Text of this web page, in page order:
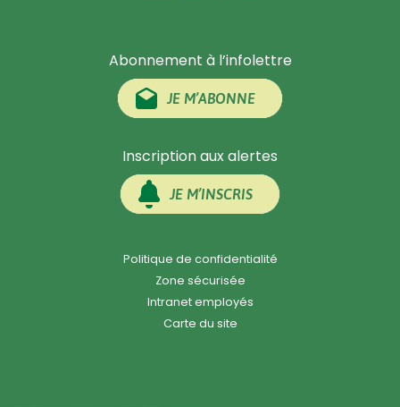
Abonnement à l’infolettre
JE M’ABONNE
Inscription aux alertes
JE M’INSCRIS
Politique de confidentialité
Zone sécurisée
Intranet employés
Carte du site